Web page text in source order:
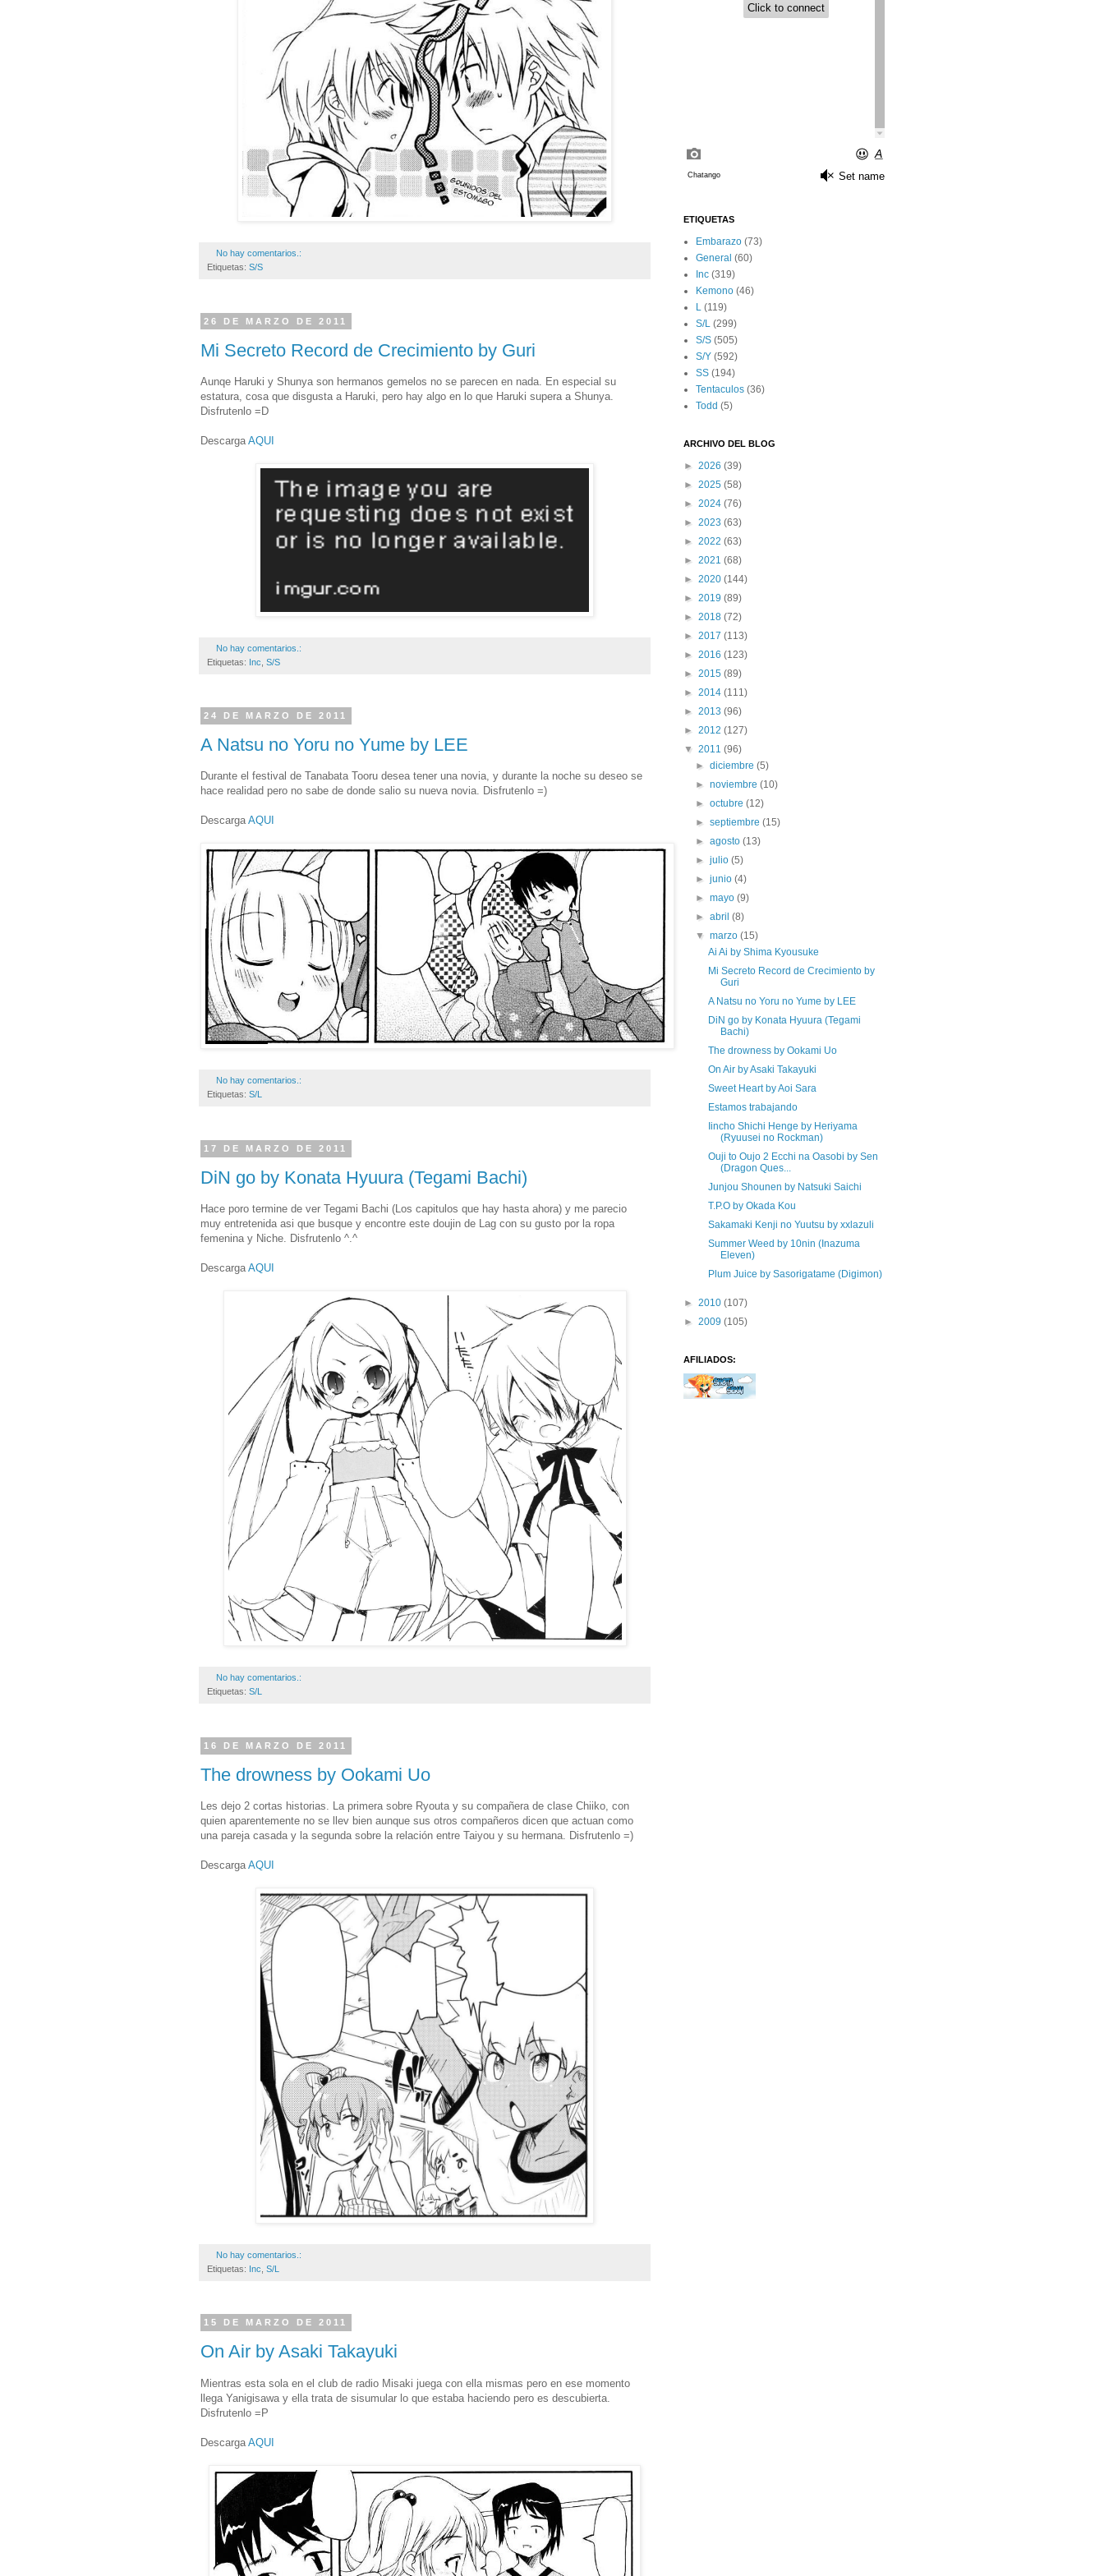
No hay comentarios.:
Etiquetas: S/S
26 DE MARZO DE 2011
Mi Secreto Record de Crecimiento by Guri
Aunqe Haruki y Shunya son hermanos gemelos no se parecen en nada. En especial su
estatura, cosa que disgusta a Haruki, pero hay algo en lo que Haruki supera a Shunya.
Disfrutenlo =D
Descarga AQUI
No hay comentarios.:
Etiquetas: Inc S/S
24 DE MARZO DE 2011
A Natsu no Yoru no Yume by LEE
Durante el festival de Tanabata Tooru desea tener una novia, y durante la noche su deseo se
hace realidad pero no sabe de donde salio su nueva novia. Disfrutenlo =)
DescargaAQUI
No hay comentarios.:
Etiquetas: S/L
17 DE MARZO DE 2011
DiN go by Konata Hyuura (Tegami Bachi)
Hace poro termine de ver Tegami Bachi (Los capitulos que hay hasta ahora) y me parecio
muy entretenida asi que busque y encontre este doujin de Lag con su gusto por la ropa
femenina y Niche. Disfrutenlo ^.^
DescargaAQUI
No hay comentarios.:
Etiquetas: S/L
16 DE MARZO DE 2011
The drowness by Ookami Uo
Les dejo 2 cortas historias. La primera sobre Ryouta y su compañera de clase Chiiko, con
quien aparentemente no se llev bien aunque sus otros compañeros dicen que actuan como
una pareja casada y la segunda sobre la relación entre Taiyou y su hermana. Disfrutenlo =)
Descarga AQUI
No hay comentarios.:
Etiquetas: Inc S/L
15 DE MARZO DE 2011
On Air by Asaki Takayuki
Mientras esta sola en el club de radio Misaki juega con ella mismas pero en ese momento
llega Yanigisawa y ella trata de sisumular lo que estaba haciendo pero es descubierta.
Disfrutenlo =P
Descarga AQUI
ETIQUETAS
Embarazo (73)
General (60)
Inc (319)
Kemono (46)
L (119)
S/L (299)
S/S (505)
S/Y (592)
SS (194)
Tentaculos (36)
Todd (5)
ARCHIVO DEL BLOG
► 2026 (39)
► 2025 (58)
► 2024 (76)
► 2023 (63)
► 2022 (63)
► 2021 (68)
► 2020 (144)
► 2019 (89)
► 2018 (72)
► 2017 (113)
► 2016 (123)
► 2015 (89)
► 2014 (111)
► 2013 (96)
► 2012 (127)
▼ 2011 (96)
►diciembre(5)
►noviembre(10)
►octubre(12)
►septiembre(15)
►agosto(13)
►julio(5)
►junio(4)
►mayo(9)
►abril(8)
▼marzo(15)
Ai Ai by Shima Kyousuke
Mi Secreto Record de Crecimiento by
Guri
A Natsu no Yoru no Yume by LEE
DiN go by Konata Hyuura (Tegami
Bachi)
The drowness by Ookami Uo
On Air by Asaki Takayuki
Sweet Heart by Aoi Sara
Estamos trabajando
Iincho Shichi Henge by Heriyama
(Ryuusei no Rockman)
Ouji to Oujo 2 Ecchi na Oasobi by Sen
(Dragon Ques...
Junjou Shounen by Natsuki Saichi
T.P.O by Okada Kou
Sakamaki Kenji no Yuutsu by xxlazuli
Summer Weed by 10nin (Inazuma
Eleven)
Plum Juice by Sasorigatame (Digimon)
► 2010 (107)
► 2009 (105)
AFILIADOS: